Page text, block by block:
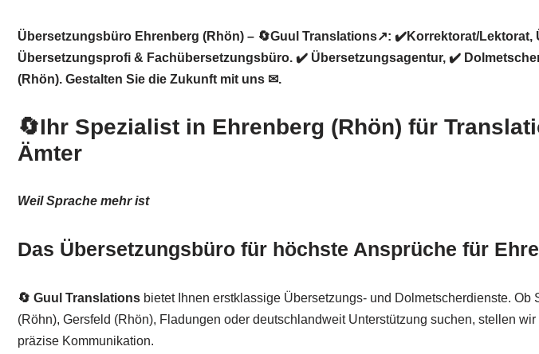
Übersetzungsbüro Ehrenberg (Rhön) – 🔄Guul Translations↗️: ✔️Korrektorat/
Übersetzungsprofi & Fachübersetzungsbüro. ✔️ Übersetzungsagentur, ✔️
(Rhön). Gestalten Sie die Zukunft mit uns ✉.
🔄Ihr Spezialist in Ehrenberg (Rhön) für
Ämter
Weil Sprache mehr ist
Das Übersetzungsbüro für höchste Ansprüche für
🔄 Guul Translations bietet Ihnen erstklassige Übersetzungs- und Dolmetscherdienste.
(Röhn), Gersfeld (Rhön), Fladungen oder deutschlandweit Unterstützung suchen, stellen
präzise Kommunikation.